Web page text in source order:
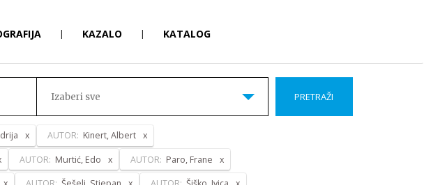
| KAZALO | KATALOG
Izaberi sve PRETRAŽI
AUTOR: Kinert, Albert
AUTOR: Murtić, Edo AUTOR: Paro, Frane